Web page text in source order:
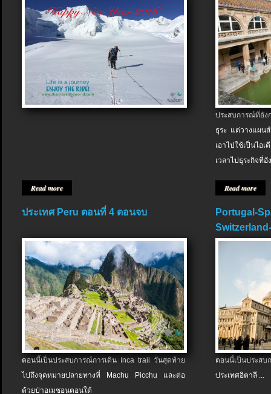
Read more
ประสบการณ์ที่อัง
ธุระ แต่วางแผน
เอาไปใช้เป็นไอ
เวลาไปธุระกิจที่อั
Read more
ประเทศ Peru ตอนที่ 4 ตอนจบ
ตอนนี้เป็นประสบการณ์การเดิน Inca trail วันสุดท้าย
ไปถึงจุดหมายปลายทางที่ Machu Picchu และต่อ
ด้วยป่าอเมซอนตอนใต้
Portugal-
ตอนนี้เป็นประส
ประเทศอิตาลี ...